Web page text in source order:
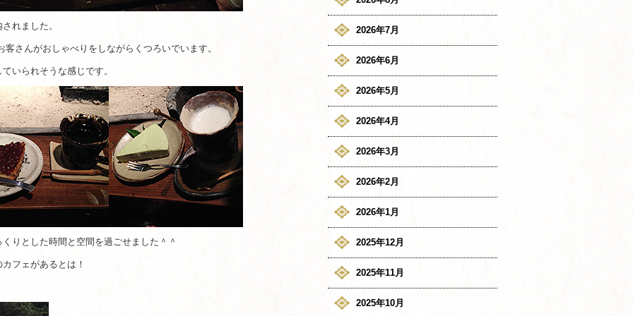
れました。
さんがおしゃべりをしながらくつろいでいます。
いられそうな感じです。
りとした時間と空間を過ごせました＾＾
フェがあるとは！
2026年7月
2026年6月
2026年5月
2026年4月
2026年3月
2026年2月
2026年1月
2025年12月
2025年11月
2025年10月